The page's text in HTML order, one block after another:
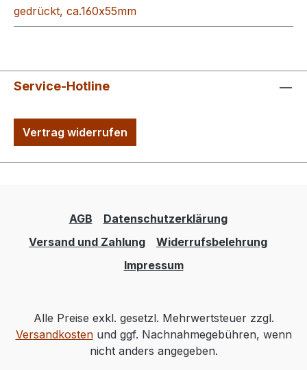
gedrückt, ca.160x55mm
Service-Hotline
Vertrag widerrufen
AGB
Datenschutzerklärung
Versand und Zahlung
Widerrufsbelehrung
Impressum
Alle Preise exkl. gesetzl. Mehrwertsteuer zzgl.
Versandkostenund ggf. Nachnahmegebühren, wenn
nicht anders angegeben.